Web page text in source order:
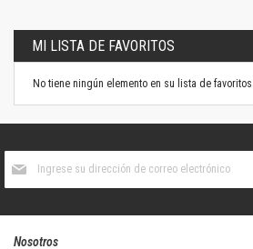
MI LISTA DE FAVORITOS
No tiene ningún elemento en su lista de favoritos.
boletín
Nosotros